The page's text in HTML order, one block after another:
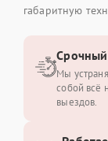
габаритную
Мы
собой всё
выездов.